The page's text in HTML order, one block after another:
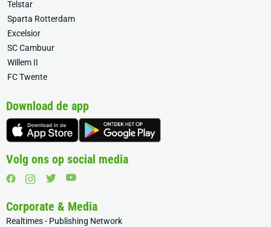
Telstar
Sparta Rotterdam
Excelsior
SC Cambuur
Willem II
FC Twente
Download de app
Volg ons op social media
Corporate & Media
Realtimes - Publishing Network